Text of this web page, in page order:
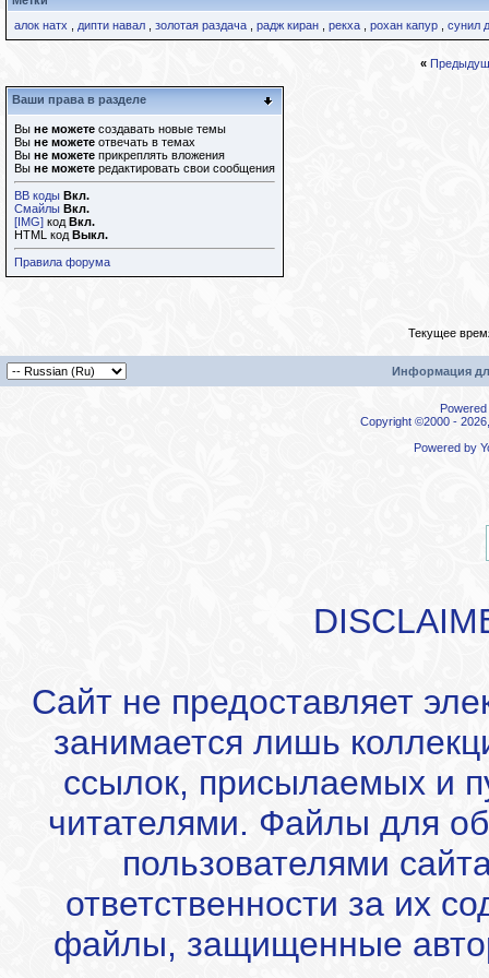
алок натх
дипти навал золотая раздача радж киран рекха рохан капур сунил
«
Ваши права в разделе
Вы не можете создавать новые темы
Вы не можете отвечать в темах
Вы не можете прикреплять вложения
Вы не можете редактировать свои сообщения
BB коды Вкл.
Смайлы Вкл.
[IMG] код Вкл.
HTML код Выкл.
Правила форума
Текущее
Информация
Copyright ©2000 -
Powered by
Сайт не предоставляет
занимается лишь
ссылок, присылаемых и
читателями. Файлы для
пользователями
ответственности за их
файлы, защищенные